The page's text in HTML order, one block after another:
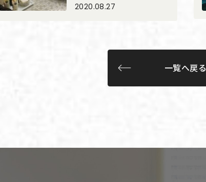
2020.08.27
一覧へ戻る